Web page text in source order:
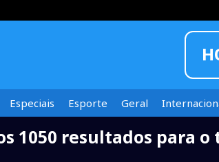
Especiais Esporte Geral
1050 resultados para o